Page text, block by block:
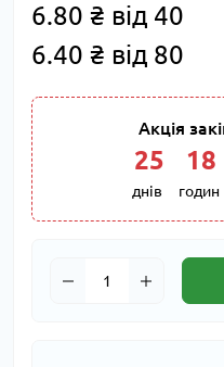
6.80 ₴ від 40
6.40 ₴ від 80
Акція
25
днів
18
годин